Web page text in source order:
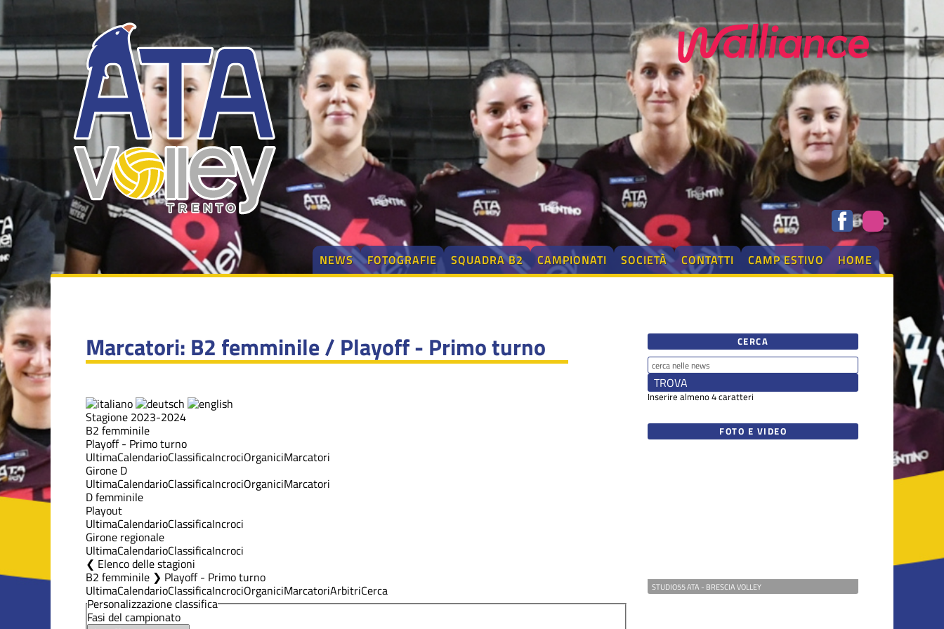
NEWS FOTOGRAFIE SQUADRA B2 CAMPIONATI SOCIETÀ CONTATTI CAMP ESTIVO HOME
Marcatori: B2 femminile / Playoff - Primo turno
Stagione 2023-2024
B2 femminile
Playoff - Primo turno
UltimaCalendarioClassificaIncrociOrganiciMarcatori
Girone D
UltimaCalendarioClassificaIncrociOrganiciMarcatori
D femminile
Playout
UltimaCalendarioClassificaIncroci
Girone regionale
UltimaCalendarioClassificaIncroci
Elenco delle stagioni
B2 femminile ❯ Playoff - Primo turno
UltimaCalendarioClassificaIncrociOrganiciMarcatoriArbitriCerca
Personalizzazione classifica
Fasi del campionato
CERCA
Inserire almeno 4 caratteri
FOTO E VIDEO
STUDIO55 ATA - BRESCIA VOLLEY